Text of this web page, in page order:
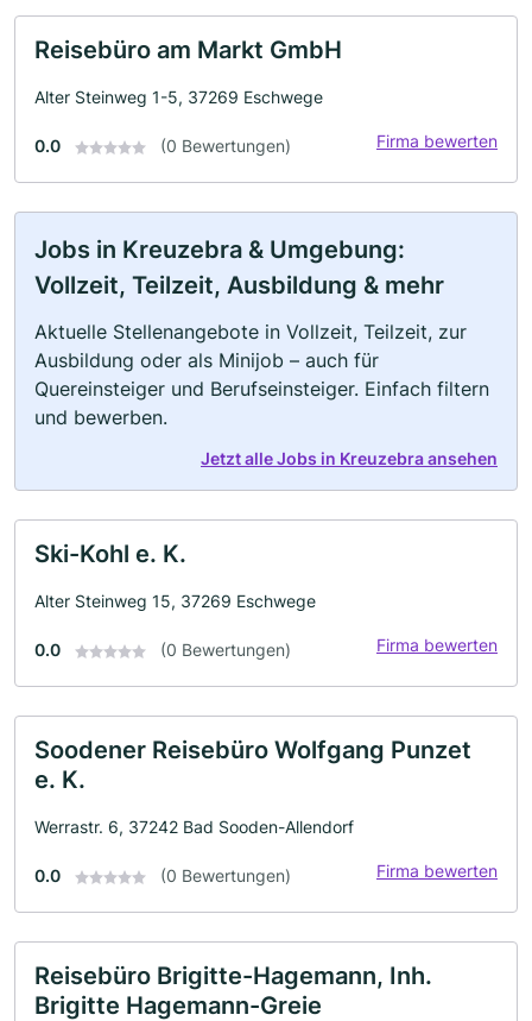
Reisebüro am Markt GmbH
Alter Steinweg 1-5, 37269 Eschwege
0.0 (0 Bewertungen) Firma bewerten
Jobs in Kreuzebra & Umgebung:
Vollzeit, Teilzeit, Ausbildung & mehr
Aktuelle Stellenangebote in Vollzeit, Teilzeit, zur
Ausbildung oder als Minijob – auch für
Quereinsteiger und Berufseinsteiger. Einfach filtern
und bewerben.
Jetzt alle Jobs in Kreuzebra ansehen
Ski-Kohl e. K.
Alter Steinweg 15, 37269 Eschwege
0.0 (0 Bewertungen) Firma bewerten
Soodener Reisebüro Wolfgang Punzet
e. K.
Werrastr. 6, 37242 Bad Sooden-Allendorf
0.0 (0 Bewertungen) Firma bewerten
Reisebüro Brigitte-Hagemann, Inh.
Brigitte Hagemann-Greie